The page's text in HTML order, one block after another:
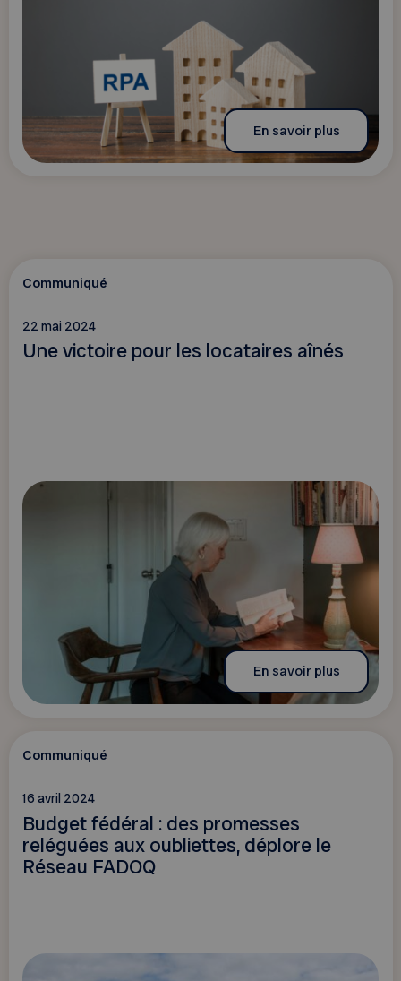
En savoir plus
Communiqué
22 mai 2024
Une victoire pour les locataires aînés
En savoir plus
Communiqué
16 avril 2024
Budget fédéral : des promesses
reléguées aux oubliettes, déplore le
Réseau FADOQ